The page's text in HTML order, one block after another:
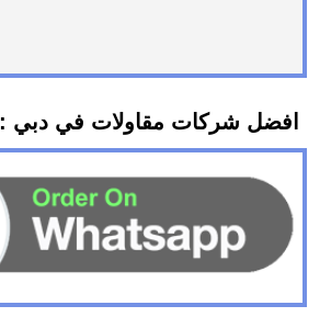
افضل شركات مقاولات في دبي : 0557821580